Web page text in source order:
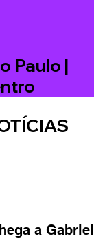
Paulo |
a Gabriel